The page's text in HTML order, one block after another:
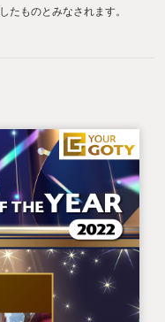
たものとみなされます。